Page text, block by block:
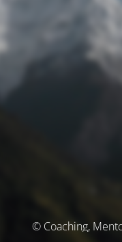
© Coaching,